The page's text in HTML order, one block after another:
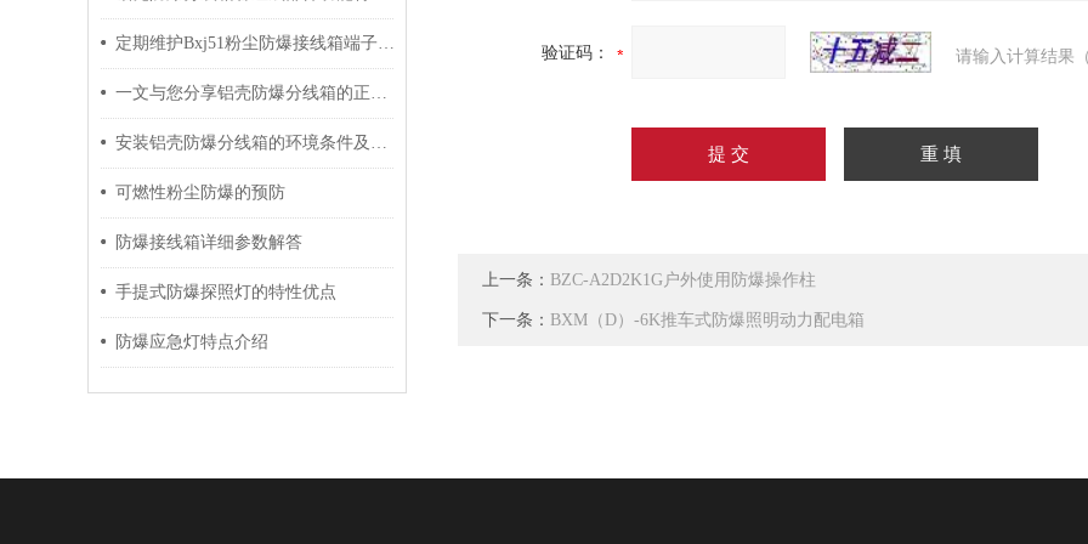
定期维护Bxj51粉尘防爆接线箱端子箱的建议分享
一文与您分享铝壳防爆分线箱的正确安全操作方法
安装铝壳防爆分线箱的环境条件及过程介绍
可燃性粉尘防爆的预防
防爆接线箱详细参数解答
手提式防爆探照灯的特性优点
防爆应急灯特点介绍
验证码： 请输入计算结果
上一条： BZC-A2D2K1G户外使用防爆操作柱
下一条： BXM（D）-6K推车式防爆照明动力配电箱